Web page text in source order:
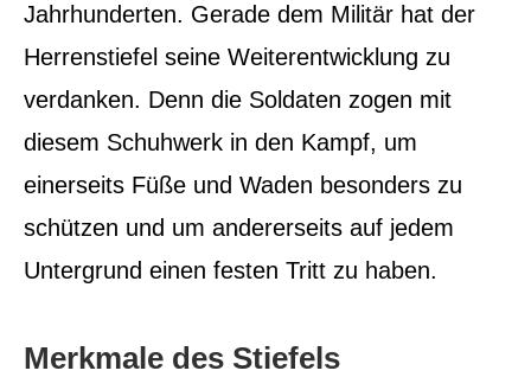
Jahrhunderten. Gerade dem Militär hat der
Herrenstiefel seine Weiterentwicklung zu
verdanken. Denn die Soldaten zogen mit
diesem Schuhwerk in den Kampf, um
einerseits Füße und Waden besonders zu
schützen und um andererseits auf jedem
Untergrund einen festen Tritt zu haben.
Merkmale des Stiefels